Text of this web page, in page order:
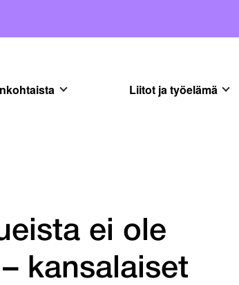
Liitot ja työelämä
ei ole
kansalaiset